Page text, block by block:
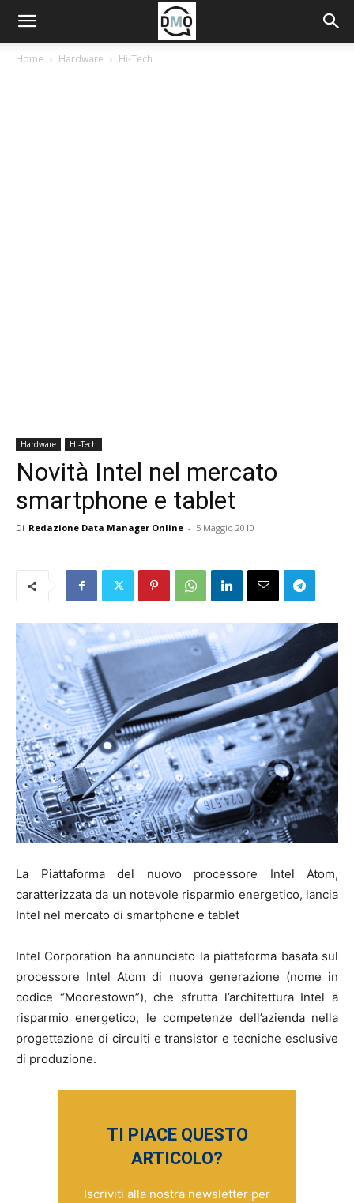
Home Hardware Hi-Tech
Hardware Hi-Tech
Novità Intel nel mercato
smartphone e tablet
Di Redazione Data Manager Online - 5 Maggio 2010
La Piattaforma del nuovo processore Intel Atom,
caratterizzata da un notevole risparmio energetico, lancia
Intel nel mercato di smartphone e tablet
Intel Corporation ha annunciato la piattaforma basata sul
processore Intel Atom di nuova generazione (nome in
codice “Moorestown”), che sfrutta l’architettura Intel a
risparmio energetico, le competenze dell’azienda nella
progettazione di circuiti e transistor e tecniche esclusive
di produzione.
TI PIACE QUESTO
ARTICOLO?
Iscriviti alla nostra newsletter per